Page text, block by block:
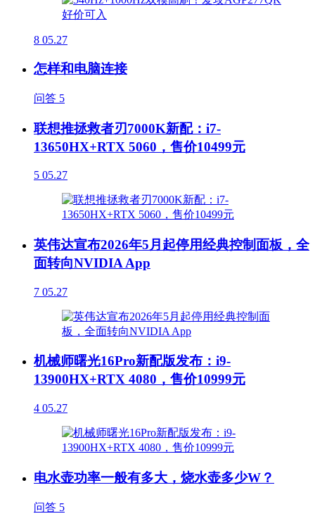
8 05.27
怎样和电脑连接
问答 5
联想推拯救者刃7000K新配：i7-
13650HX+RTX 5060，售价10499元
5 05.27
英伟达宣布2026年5月起停用经典控制面板，全
面转向NVIDIA App
7 05.27
机械师曙光16Pro新配版发布：i9-
13900HX+RTX 4080，售价10999元
4 05.27
电水壶功率一般有多大，烧水壶多少W？
问答 5